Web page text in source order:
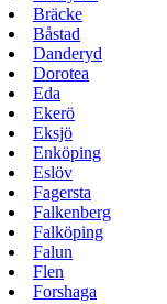
Bräcke
Båstad
Danderyd
Dorotea
Eda
Ekerö
Eksjö
Enköping
Eslöv
Fagersta
Falkenberg
Falköping
Falun
Flen
Forshaga